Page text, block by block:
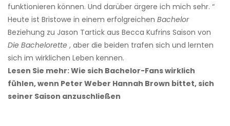
funktionieren können. Und darüber ärgere ich mich sehr. “
Heute ist Bristowe in einem erfolgreichen Bachelor
Beziehung zu Jason Tartick aus Becca Kufrins Saison von
Die Bachelorette , aber die beiden trafen sich und lernten
sich im wirklichen Leben kennen.
Lesen Sie mehr: Wie sich Bachelor-Fans wirklich
fühlen, wenn Peter Weber Hannah Brown bittet, sich
seiner Saison anzuschließen